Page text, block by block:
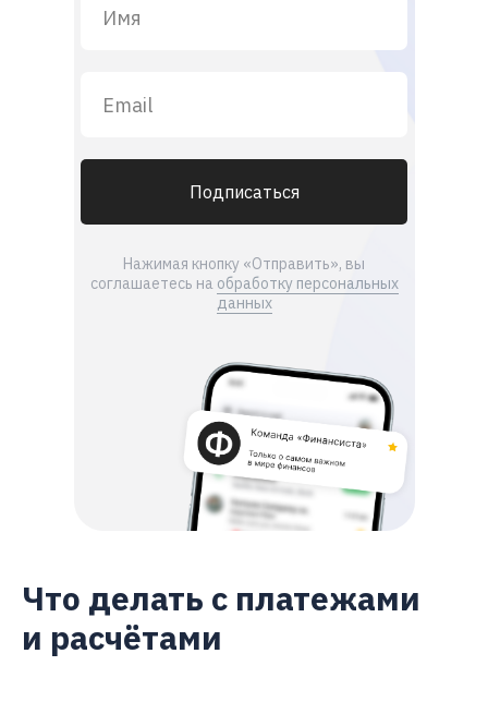
Нажимая кнопку «Отправить», вы
соглашаетесь на обработку персональных
данных
Подписаться
Что делать с платежами
и расчётами